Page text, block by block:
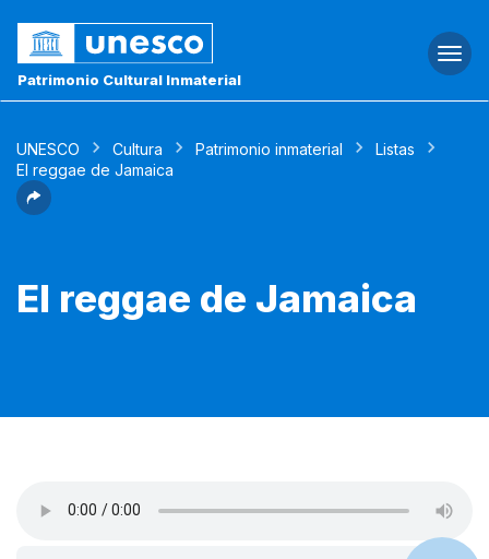
Patrimonio Cultural Inmaterial
UNESCO Cultura Patrimonio inmaterial
Listas
El reggae de Jamaica
El reggae de Jamaica